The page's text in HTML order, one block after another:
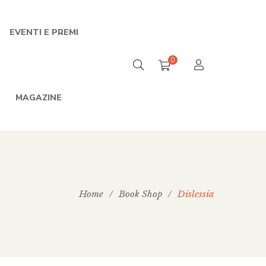
EVENTI E PREMI
MAGAZINE
0
Home / Book Shop / Dislessia